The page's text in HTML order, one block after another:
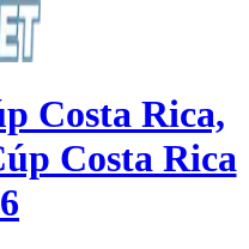
Costa Rica,
Costa Rica